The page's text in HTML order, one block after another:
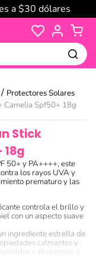
a $30 dólares
Protectores Solares
Camelia Spf50+ 18g
Stick
50+ y PA++++, este
los rayos UVA y
prematuro y las
controla el brillo y
con un aspecto suave
ingrediente estrella de
calmantes y
y propensas a